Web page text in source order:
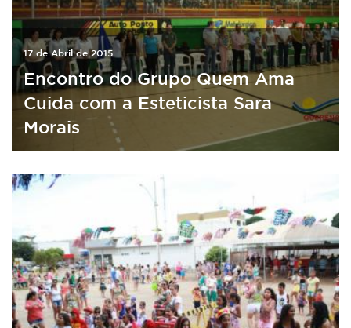
17 de Abril de 2015
Encontro do Grupo Quem Ama
Cuida com a Esteticista Sara
Morais